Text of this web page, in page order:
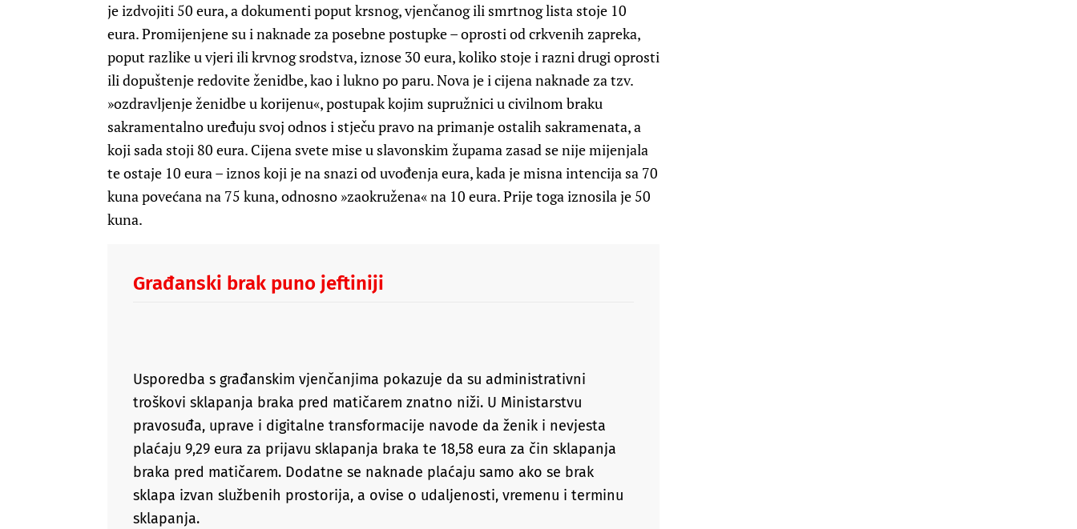
je izdvojiti 50 eura, a dokumenti poput krsnog, vjenčanog ili smrtnog lista stoje 10
eura. Promijenjene su i naknade za posebne postupke – oprosti od crkvenih zapreka,
poput razlike u vjeri ili krvnog srodstva, iznose 30 eura, koliko stoje i razni drugi oprosti
ili dopuštenje redovite ženidbe, kao i lukno po paru. Nova je i cijena naknade za tzv.
»ozdravljenje ženidbe u korijenu«, postupak kojim supružnici u civilnom braku
sakramentalno uređuju svoj odnos i stječu pravo na primanje ostalih sakramenata, a
koji sada stoji 80 eura. Cijena svete mise u slavonskim župama zasad se nije mijenjala
te ostaje 10 eura – iznos koji je na snazi od uvođenja eura, kada je misna intencija sa 70
kuna povećana na 75 kuna, odnosno »zaokružena« na 10 eura. Prije toga iznosila je 50
kuna.
Građanski brak puno jeftiniji
Usporedba s građanskim vjenčanjima pokazuje da su administrativni
troškovi sklapanja braka pred matičarem znatno niži. U Ministarstvu
pravosuđa, uprave i digitalne transformacije navode da ženik i nevjesta
plaćaju 9,29 eura za prijavu sklapanja braka te 18,58 eura za čin sklapanja
braka pred matičarem. Dodatne se naknade plaćaju samo ako se brak
sklapa izvan službenih prostorija, a ovise o udaljenosti, vremenu i terminu
sklapanja.